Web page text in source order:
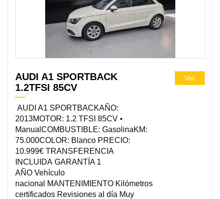
AUDI A1 SPORTBACK
1.2TFSI 85CV
AUDI A1 SPORTBACKAÑO:
2013MOTOR: 1.2 TFSI 85CV •
ManualCOMBUSTIBLE: GasolinaKM:
75.000COLOR: Blanco PRECIO:
10.999€ TRANSFERENCIA
INCLUIDA GARANTÍA 1
AÑO Vehículo
nacional MANTENIMIENTO Kilómetros
certificados Revisiones al día Muy
Ver